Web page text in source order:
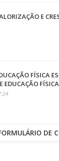
E
FÍSICA
EDUCAÇÃO FÍSICA
DE